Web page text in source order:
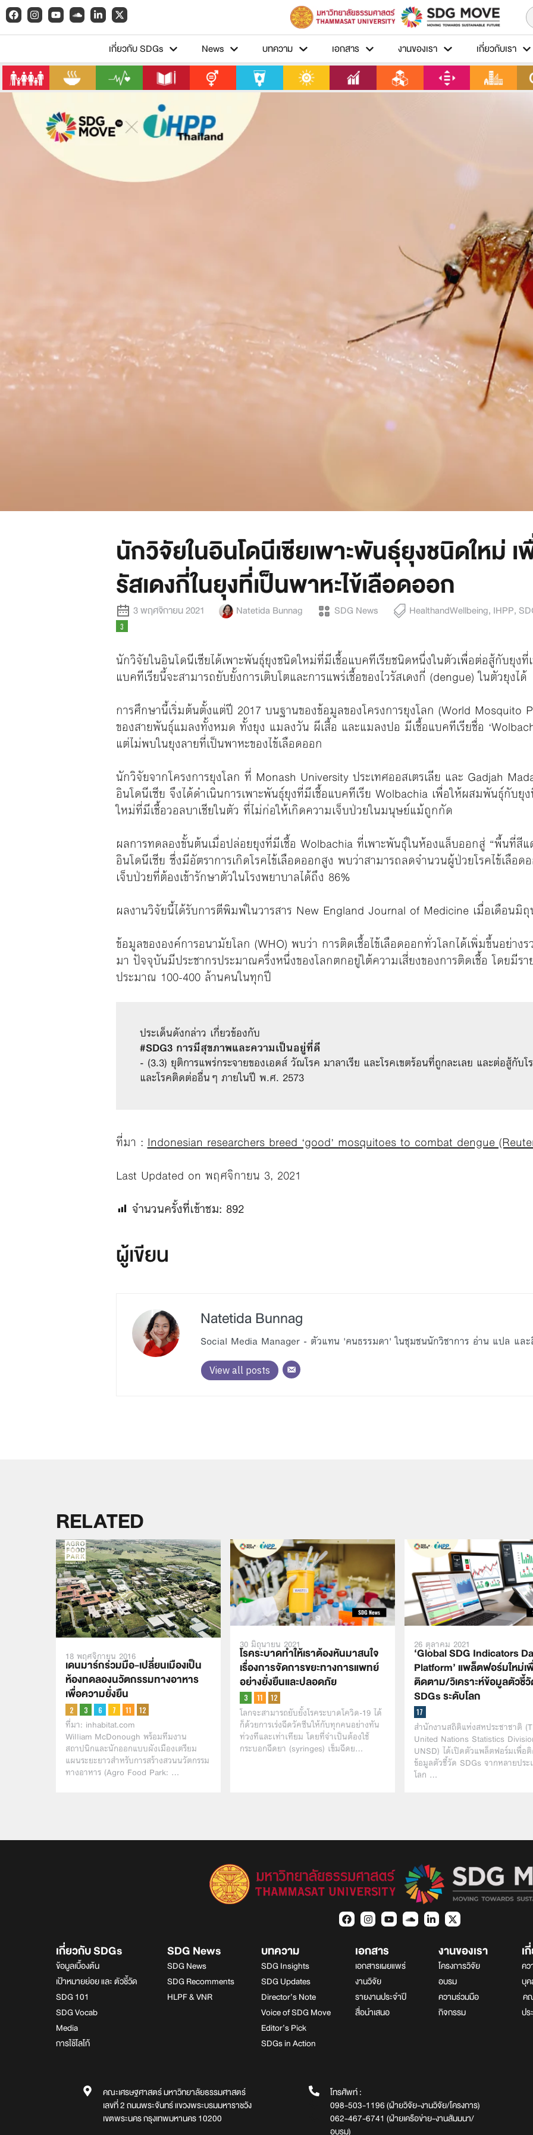
เกี่ยวกับ SDGs News บทความ เอกสาร งานของเรา เกี่ยวกับเรา
นักวิจัยในอินโดนีเซียเพาะพันธุ์ยุงชนิดใหม่ เ
รัสเดงกี่ในยุงที่เป็นพาหะไข้เลือดออก
3 พฤศจิกายน 2021 Natetida Bunnag SDG News HealthandWellbeing, IHPP,
นักวิจัยในอินโดนีเซียได้เพาะพันธุ์ยุงชนิดใหม่ที่มีเชื้อแบคทีเรียชนิดหนึ่งในตัวเพื่อต่อสู้กับยุงที่
แบคทีเรียนี้จะสามารถยับยั้งการเติบโตและการแพร่เชื้อของไวรัสเดงกี่ (dengue) ในตัวยุงได้
การศึกษานี้เริ่มต้นตั้งแต่ปี 2017 บนฐานของข้อมูลของโครงการยุงโลก (World Mosquito
ของสายพันธุ์แมลงทั้งหมด ทั้งยุง แมลงวัน ผีเสื้อ และแมลงปอ มีเชื้อแบคทีเรียชื่อ
แต่ไม่พบในยุงลายที่เป็นพาหะของไข้เลือดออก
นักวิจัยจากโครงการยุงโลก ที่ Monash University ประเทศออสเตรเลีย และ Gadjah
อินโดนีเซีย จึงได้ดำเนินการเพาะพันธุ์ยุงที่มีเชื้อแบคทีเรีย Wolbachia เพื่อให้ผสมพันธุ์กับยุ
ใหม่ที่มีเชื้อวอลบาเชียในตัว ที่ไม่ก่อให้เกิดความเจ็บป่วยในมนุษย์แม้ถูกกัด
ผลการทดลองขั้นต้นเมื่อปล่อยยุงที่มีเชื้อ Wolbachia ที่เพาะพันธุ์ในห้องแล็บออกสู่ “พื้นที่สีแ
อินโดนีเซีย ซึ่งมีอัตราการเกิดโรคไข้เลือดออกสูง พบว่าสามารถลดจำนวนผู้ป่วยโรคไข้เลือ
เจ็บป่วยที่ต้องเข้ารักษาตัวในโรงพยาบาลได้ถึง 86%
ผลงานวิจัยนี้ได้รับการตีพิมพ์ในวารสาร New England Journal of Medicine เมื่อเดือนมิ
ข้อมูลขององค์การอนามัยโลก (WHO) พบว่า การติดเชื้อไข้เลือดออกทั่วโลกได้เพิ่มขึ้นอย่าง
มา ปัจจุบันมีประชากรประมาณครึ่งหนึ่งของโลกตกอยู่ใต้ความเสี่ยงของการติดเชื้อ โดยมีรา
ประมาณ 100-400 ล้านคนในทุกปี
ประเด็นดังกล่าว เกี่ยวข้องกับ
#SDG3 การมีสุขภาพและความเป็นอยู่ที่ดี
- (3.3) ยุติการแพร่กระจายของเอดส์ วัณโรค มาลาเรีย และโรคเขตร้อนที่ถูกละเลย และต่อสู้กับ
และโรคติดต่ออื่นๆ ภายในปี พ.ศ. 2573
ที่มา :Indonesian researchers breed ‘good’ mosquitoes to combat dengue
Last Updated on พฤศจิกายน 3, 2021
จำนวนครั้งที่เข้าชม: 892
ผู้เขียน
Natetida Bunnag
Social Media Manager - ตัวแทน 'คนธรรมดา' ในชุมชนนักวิชาการ อ่าน แปล และ
View all posts
RELATED
18 พฤศจิกายน 2016
เดนมาร์กร่วมมือ-เปลี่ยนเมืองเป็น
ห้องทดลองนวัตกรรมทางอาหาร
เพื่อความยั่งยืน
ที่มา: inhabitat.com
William McDonough พร้อมทีมงาน
สถาปนิกและนักออกแบบผังเมืองเตรียม
แผนระยะยาวสำหรับการสร้างสวนนวัตกรรม
ทางอาหาร (Agro Food Park: …
30 มิถุนายน 2021
โรคระบาดทำให้เราต้องหันมาสนใจ
เรื่องการจัดการขยะทางการแพทย์
อย่างยั่งยืนและปลอดภัย
โลกจะสามารถยับยั้งโรคระบาดโควิด-19 ได้
ก็ด้วยการเร่งฉีดวัคซีนให้กับทุกคนอย่างทัน
ท่วงทีและเท่าเทียม โดยที่จำเป็นต้องใช้
กระบอกฉีดยา (syringes) เข็มฉีดย…
26 ตุลาคม 2021
‘Global SDG Indicators
Platform’ แพล็ตฟอร์มใหม่เ
ติดตาม/วิเคราะห์ข้อมูลตัวชี้
SDGs ระดับโลก
สำนักงานสถิติแห่งสหประชาชาติ
United Nations Statistics
UNSD) ได้เปิดตัวแพล็ตฟอร์มเพื่อ
ข้อมูลตัวชี้วัด SDGs จากหลายประ
โลก …
เกี่ยวกับ SDGs
ข้อมูลเบื้องต้น
เป้าหมายย่อย และ ตัวชี้วัด
SDG 101
SDG Vocab
Media
การใช้โลโก้
SDG News
SDG News
SDG Recomments
HLPF & VNR
บทความ
SDG Insights
SDG Updates
Director’s Note
Voice of SDG Move
Editor’s Pick
SDGs in Action
เอกสาร
เอกสารเผยแพร่
งานวิจัย
รายงานประจำปี
สื่อนำเสนอ
งานของเรา
โครงการวิจัย
อบรม
ความร่วมมือ
กิจกรรม
เ
คว
บุ
ค
ปร
คณะเศรษฐศาสตร์ มหาวิทยาลัยธรรมศาสตร์
เลขที่ 2 ถนนพระจันทร์ แขวงพระบรมมหาราชวัง
เขตพระนคร กรุงเทพมหานคร 10200
โทรศัพท์ :
098-503-1196 (ฝ่ายวิจัย-งานวิจัย/โครงการ)
062-467-6741 (ฝ่ายเครือข่าย-งานสัมมนา/
อบรม)